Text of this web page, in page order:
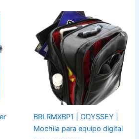
BRLRMXBP1 | ODYSSEY |
Mochila para equipo digital